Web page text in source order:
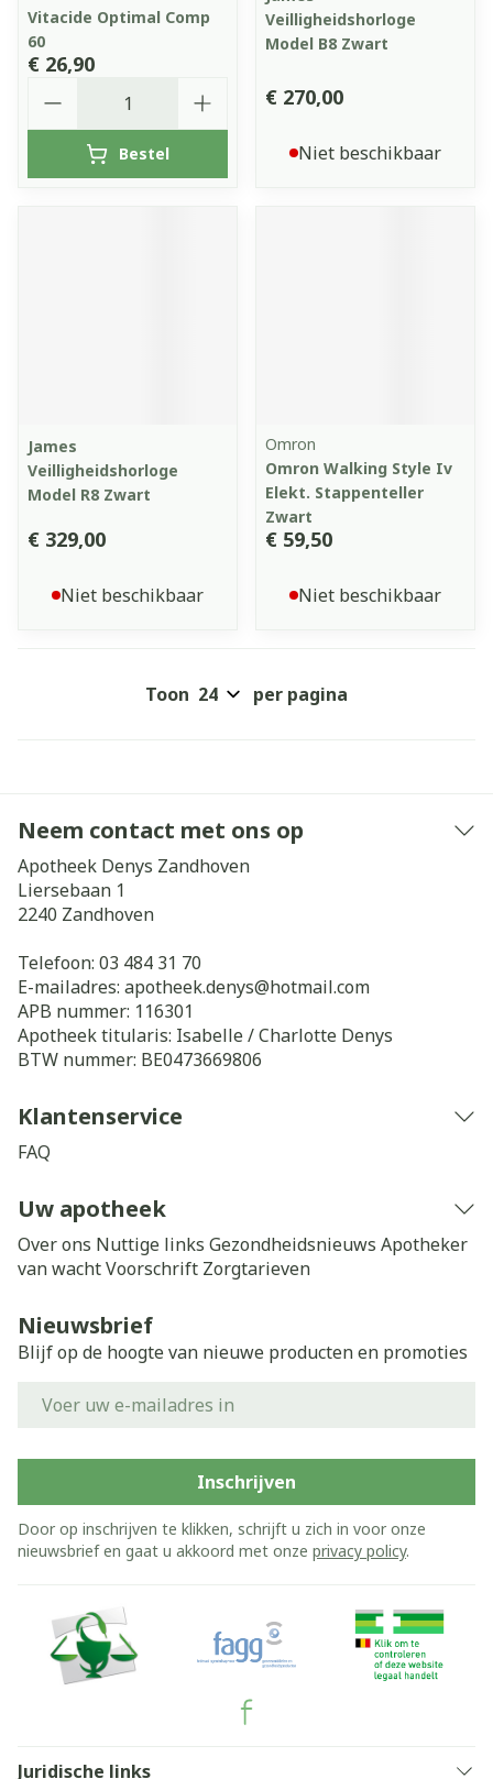
Vitacide Optimal Comp
60
€ 26,90
Bestel
Veilligheidshorloge
Model B8 Zwart
€ 270,00
Niet beschikbaar
James
Veilligheidshorloge
Model R8 Zwart
€ 329,00
Niet beschikbaar
Omron
Omron Walking Style Iv
Elekt. Stappenteller
Zwart
€ 59,50
Niet beschikbaar
Toon per pagina
Neem contact met ons op
Apotheek Denys Zandhoven
Liersebaan 1
2240 Zandhoven
Telefoon: 03 484 31 70
E-mailadres: apotheek.denys@hotmail.com
APB nummer: 116301
Apotheek titularis: Isabelle / Charlotte Denys
BTW nummer: BE0473669806
Klantenservice
FAQ
Uw apotheek
Over ons Nuttige links Gezondheidsnieuws Apotheker
van wachtVoorschrift Zorgtarieven
Nieuwsbrief
Blijf op de hoogte van nieuwe producten en promoties
Inschrijven
Door op inschrijven te klikken, schrijft u zich in voor onze
nieuwsbrief en gaat u akkoord met onze privacy policy.
Juridische links